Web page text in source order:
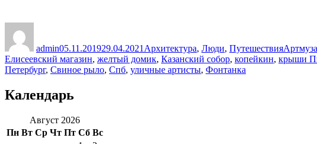
admin05.11.201929.04.2021 Архитектура, Люди, ПутешествияАртмуза
Елисеевский магазин, желтый домик, Казанский собор, копейкин, крыши
Петербург, Свиное рыло, Спб, уличные артисты, Фонтанка
Календарь
Август 2026
Пн Вт Ср Чт Пт Сб Вс